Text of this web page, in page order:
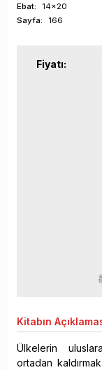
Ebat:
14x20
Sayfa: 166
Fiyatı:
Kitabın
Ülkelerin
ortadan